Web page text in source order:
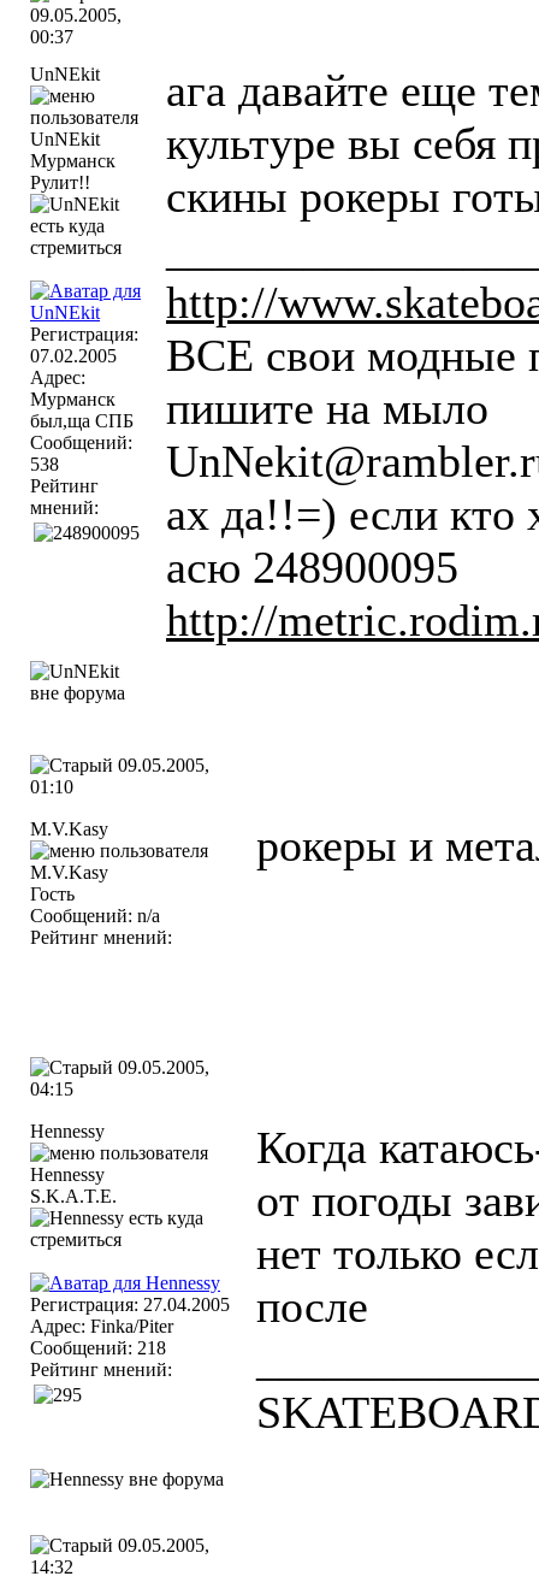
09.05.2005,
00:37
UnNEkit
Мурманск
Рулит!!
Регистрация:
07.02.2005
Адрес:
Мурманск
был,ща СПБ
Сообщений:
538
Рейтинг
мнений:
ага давайте еще
культуре вы себя
скины рокеры
http://
ВСЕ свои модные
пишите на мыло
ах да!!=) если кто
асю 248900095
http://
09.05.2005,
01:10
M.V.Kasy
Гость
Сообщений: n/a
Рейтинг мнений:
рокеры и
09.05.2005,
04:15
Hennessy
S.K.A.T.E.
Регистрация: 27.04.2005
Адрес: Finka/Piter
Сообщений: 218
Рейтинг мнений:
Когда
от погоды
нет только
после
09.05.2005,
14:32